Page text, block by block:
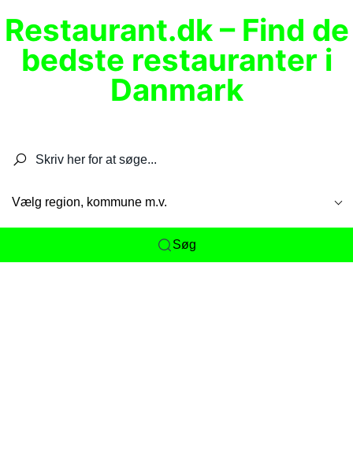
Restaurant.dk – Find de
bedste restauranter i
Danmark
Vælg region, kommune m.v.
Søg